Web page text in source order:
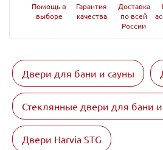
Помощь в
выборе
Гарантия
качества
Доставка
по всей
России
Двери для бани и сауны
Стеклянные двери для бани
Двери Harvia STG